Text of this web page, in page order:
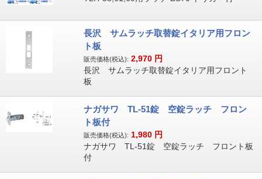
長沢 サムラッチ取替錠イタリア用フロン
ト板
販売価格(税込): 2,970 円
長沢 サムラッチ取替錠イタリア用フロント
板
ナガサワ TL-51錠 空錠ラッチ フロン
ト板付
販売価格(税込): 1,980 円
ナガサワ TL-51錠 空錠ラッチ フロント板
付